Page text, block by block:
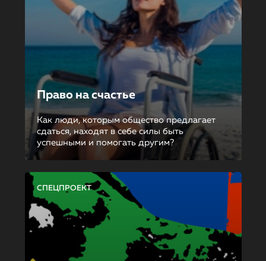
Право на счастье
Как люди, которым общество предлагает
сдаться, находят в себе силы быть
успешными и помогать другим?
СПЕЦПРОЕКТ